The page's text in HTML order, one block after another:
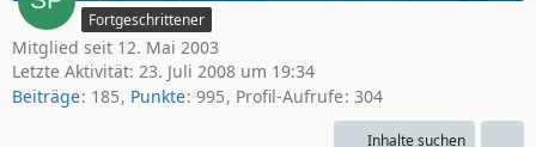
Fortgeschrittener
Mitglied seit 12. Mai 2003
Letzte Aktivität: 23. Juli 2008 um 19:34
Beiträge 185 Punkte 995 Profil-Aufrufe 304
Inhalte suchen